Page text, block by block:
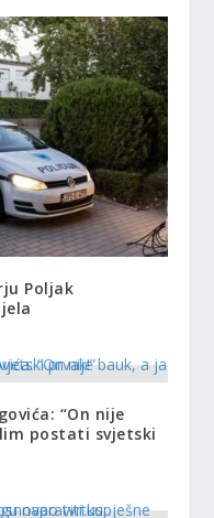
Poljak
“On nije
postati svjetski